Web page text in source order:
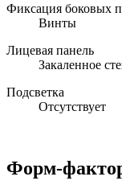
Фиксация боковых
Винты
Лицевая панель
Закаленное
Подсветка
Отсутствует
Форм-